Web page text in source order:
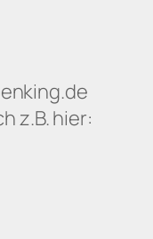
z.B. hier: